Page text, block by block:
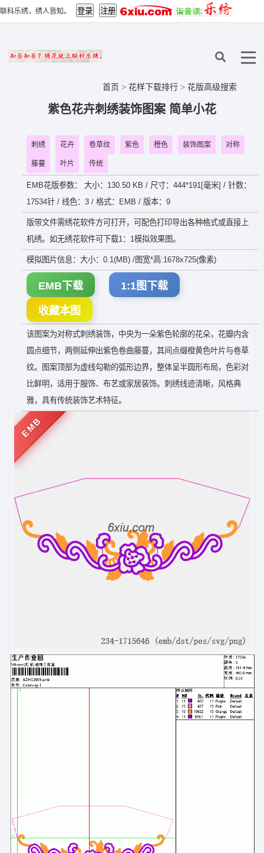
联科乐绣，绣人皆知。
首页 > 花样下载排行 > 花版高级搜索
紫色花卉刺绣装饰图案 简单小花
刺绣 花卉 卷草纹 紫色 橙色 装饰图案 对称
藤蔓 叶片 传统
EMB花版参数： 大小：130.50 KB / 尺寸：444*191[毫米] / 针数：
17534针 / 线色：3 / 格式：EMB / 版本：9
版带文件需绣花软件方可打开，可配色打印导出各种格式或直接上
机绣。如无绣花软件可下载1：1模拟效果图。
模拟图片信息：大小：0.1(MB) /图宽*高:1678x725(像素)
EMB下载 1:1图下载
收藏本图
该图案为对称式刺绣装饰，中央为一朵紫色轮廓的花朵，花瓣内含
圆点细节，两侧延伸出紫色卷曲藤蔓，其间点缀橙黄色叶片与卷草
纹。图案顶部为虚线勾勒的弧形边界，整体呈半圆形布局，色彩对
比鲜明，适用于服饰、布艺或家居装饰。刺绣线迹清晰，风格典
雅，具有传统装饰艺术特征。
EMB